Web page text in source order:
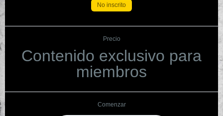
No inscrito
Precio
Contenido exclusivo para
miembros
Comenzar